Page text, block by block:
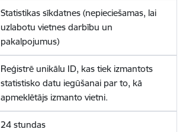
Statistikas sīkdatnes (nepieciešamas, lai
uzlabotu vietnes darbību un
pakalpojumus)
Reģistrē unikālu ID, kas tiek izmantots
statistisko datu iegūšanai par to, kā
apmeklētājs izmanto vietni.
24 stundas